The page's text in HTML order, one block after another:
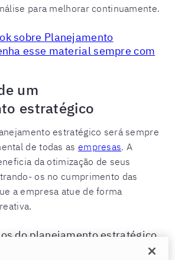
para melhorar continuamente.
sobre Planejamento
esse material sempre com
um
estratégico
estratégico será sempre
de todas as empresas. A
da otimização de seus
os no cumprimento das
a empresa atue de forma
do planejamento estratégico